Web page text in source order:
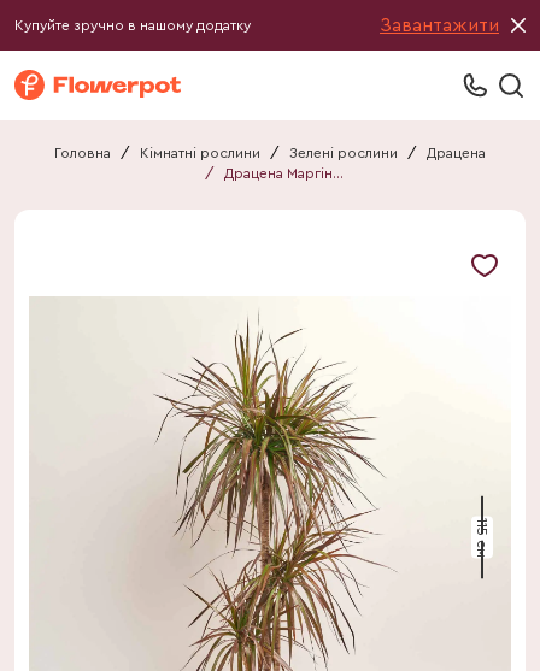
Купуйте зручно в нашому додатку Завантажити
Головна / Кімнатні рослини / Зелені рослини /
Драцена
/
Драцена Маргіната Маджента 3ст.
115 см